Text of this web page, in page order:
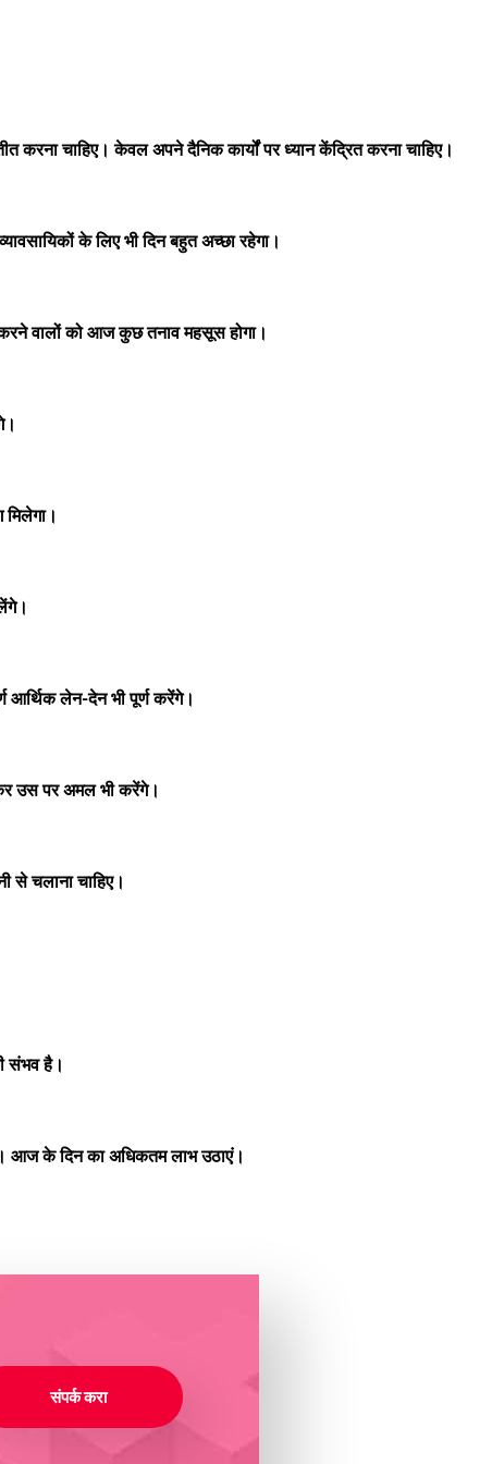
चाहिए। केवल अपने दैनिक कार्यों पर ध्यान केंद्रित करना चाहिए।
के लिए भी दिन बहुत अच्छा रहेगा।
वालों को आज कुछ तनाव महसूस होगा।
आर्थिक लेन-देन भी पूर्ण करेंगे।
उस पर अमल भी करेंगे।
से चलाना चाहिए।
संभव है।
आज के दिन का अधिकतम लाभ उठाएं।
संपर्क करा